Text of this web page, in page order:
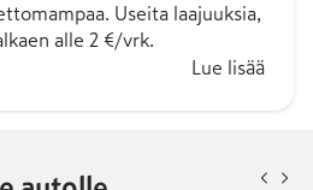
Useita laajuuksia,
alle 2 €/vrk.
Lue lisää